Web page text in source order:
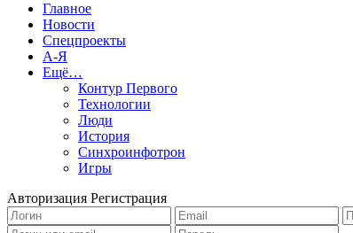
Главное
Новости
Спецпроекты
А-Я
Ещё…
Контур Первого
Технологии
Люди
История
Синхроинфотрон
Игры
Авторизация Регистрация